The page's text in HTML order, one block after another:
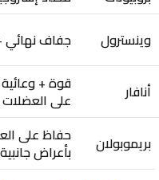
وينسترول
جفاف نهائي
أنافار
قوة +
على العضلات
بريموبولان
حفاظ على
بأعراض